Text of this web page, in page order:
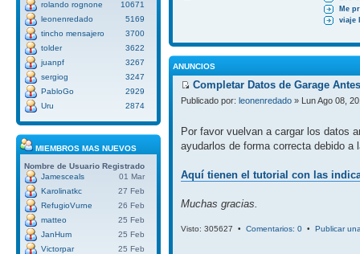
rolando rognone
10671
leonenredado
5169
tincho mensajero
3700
tolder
3622
juanpf
3267
sergiog
3247
PabloGo
2929
Uru
2874
MIEMBROS MAS NUEVOS
Nombre de Usuario Registrado
Jamesceals
01 Mar
Karolinatkc
27 Feb
RefugioVurne
26 Feb
matteo
25 Feb
JanHum
25 Feb
Victorpar
25 Feb
Me
viaje
ANUNCIOS
Completar Datos de Garage
Publicado por: leonenredado » Lun Ago 08,
Por favor vuelvan a cargar los datos
ayudarlos de forma correcta debido a
Aquí tienen el tutorial con las
Muchas gracias.
Visto: 305627 • Comentarios: 0 • Publicar